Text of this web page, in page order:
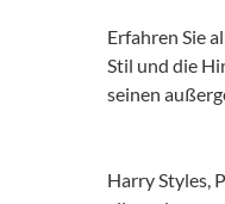
Erfahren Sie
Stil und die
seinen
Harry Styles,